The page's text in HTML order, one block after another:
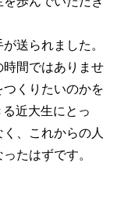
送られました。
間ではありませ
くりたいのかを
近大生にとっ
、これからの人
たはずです。